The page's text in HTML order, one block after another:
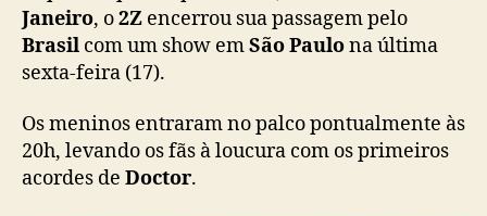
o
B
i
l
Janeiro, o2Z encerrou sua passagem pelo
Brasil com um show emSão Paulona última
sexta-feira (17).
Os meninos entraram no palco pontualmente às
20h, levando os fãs à loucura com os primeiros
acordes de Doctor.